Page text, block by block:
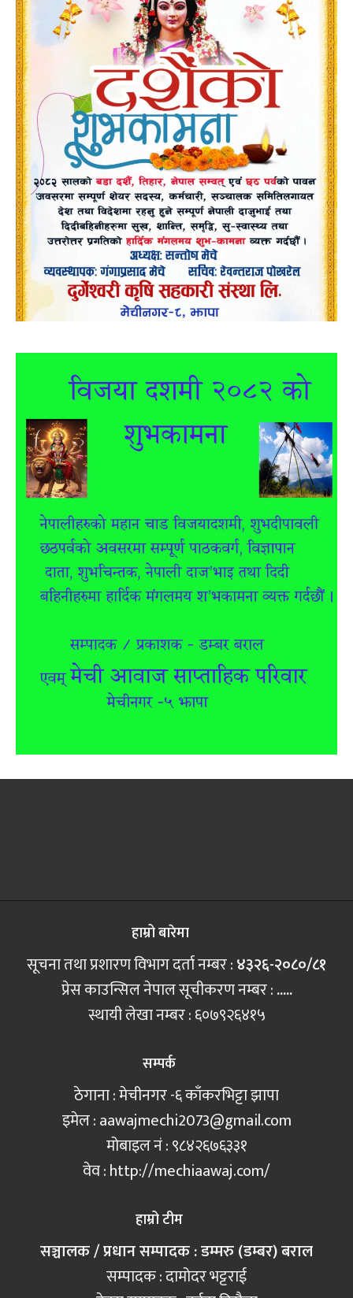
हाम्रो बारेमा
सूचना तथा प्रशारण विभाग दर्ता नम्बर :४३२६-२०८०/८१
प्रेस काउन्सिल नेपाल सूचीकरण नम्बर :.....
स्थायी लेखा नम्बर : ६०७९२६४१५
सम्पर्क
ठेगाना : मेचीनगर -६ काँकरभिट्टा झापा
इमेल :aawajmechi2073@gmail.com
मोबाइल नं‍ : ९८४२६७६३३१
वेव : http://mechiaawaj.com/
हाम्रो टीम
सञ्चालक / प्रधान सम्पादक : डम्मरु (डम्बर) बराल
सम्पादक : दामोदर भट्टराई